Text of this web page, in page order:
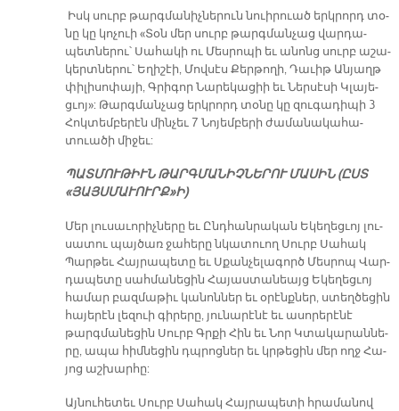
Իսկ սուրբ թարգ­մա­նիչ­նե­րուն նուի­րուած երկ­րորդ տօ­
նը կը կո­չուի «Տօն մեր սուրբ թարգ­ման­չաց վար­դա­
պետ­նե­րու՝ Սա­հա­կի ու Մես­րո­պի եւ ա­նոնց սուրբ ա­շա­
կերտ­նե­րու՝ Ե­ղի­շէի, Մով­սէս Քեր­թո­ղի, Դա­ւիթ Ան­յաղթ
փի­լի­սո­փա­յի, Գրի­գոր Նա­րե­կա­ցիի եւ Ներ­սէ­սի Կլա­յե­
ցւոյ»: Թարգ­ման­չաց երկ­րորդ տօ­նը կը զու­գա­դի­պի 3
Հոկ­տեմ­բե­րէն մին­չեւ 7 Նո­յեմ­բե­րի ժա­մա­նա­կա­հա­
տուա­ծի մի­ջեւ:
ՊԱՏ­ՄՈՒ­ԹԻՒՆ ԹԱՐԳ­ՄԱ­ՆԻՉ­ՆԵ­ՐՈՒ ՄԱ­ՍԻՆ (ԸՍՏ
«ՅԱՅՍ­ՄԱ­ՒՈՒՐ­Ք»Ի)
Մեր լու­սա­ւո­րիչ­նե­րը եւ Ընդ­հան­րա­կան Ե­կե­ղեց­ւոյ լու­
սա­տու պայ­ծառ ջա­հե­րը նկա­տուող Սուրբ Սա­հակ
Պար­թեւ Հայ­րա­պե­տը եւ Սքան­չե­լա­գործ Մես­րոպ Վար­
դա­պե­տը սահ­մա­նե­ցին Հա­յաս­տա­նեայց Ե­կե­ղեց­ւոյ
հա­մար բազ­մա­թիւ կա­նոն­ներ եւ օ­րէնք­ներ, ստեղ­ծե­ցին
հա­յե­րէն լե­զուի գի­րե­րը, յու­նա­րէ­նէ եւ ա­սո­րե­րէ­նէ
թարգ­մա­նե­ցին Սուրբ Գրքի Հին եւ Նոր Կտա­կա­րան­նե­
րը, ա­պա հիմ­նե­ցին դպրոց­ներ եւ կրթե­ցին մեր ողջ Հա­
յոց աշ­խար­հը:
Այ­նու­հե­տեւ Սուրբ Սա­հակ Հայ­րա­պե­տի հրա­մա­նով